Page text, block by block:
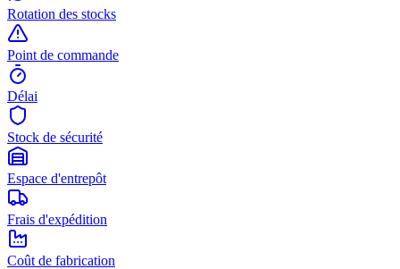
Rotation des stocks
Point de commande
Délai
Stock de sécurité
Espace d'entrepôt
Frais d'expédition
Coût de fabrication